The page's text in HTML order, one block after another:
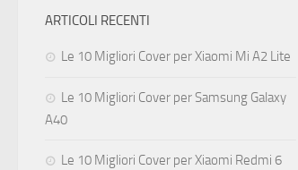
ARTICOLI RECENTI
Le 10 Migliori Cover per Xiaomi Mi A2 Lite
Le 10 Migliori Cover per Samsung Galaxy
A40
Le 10 Migliori Cover per Xiaomi Redmi 6